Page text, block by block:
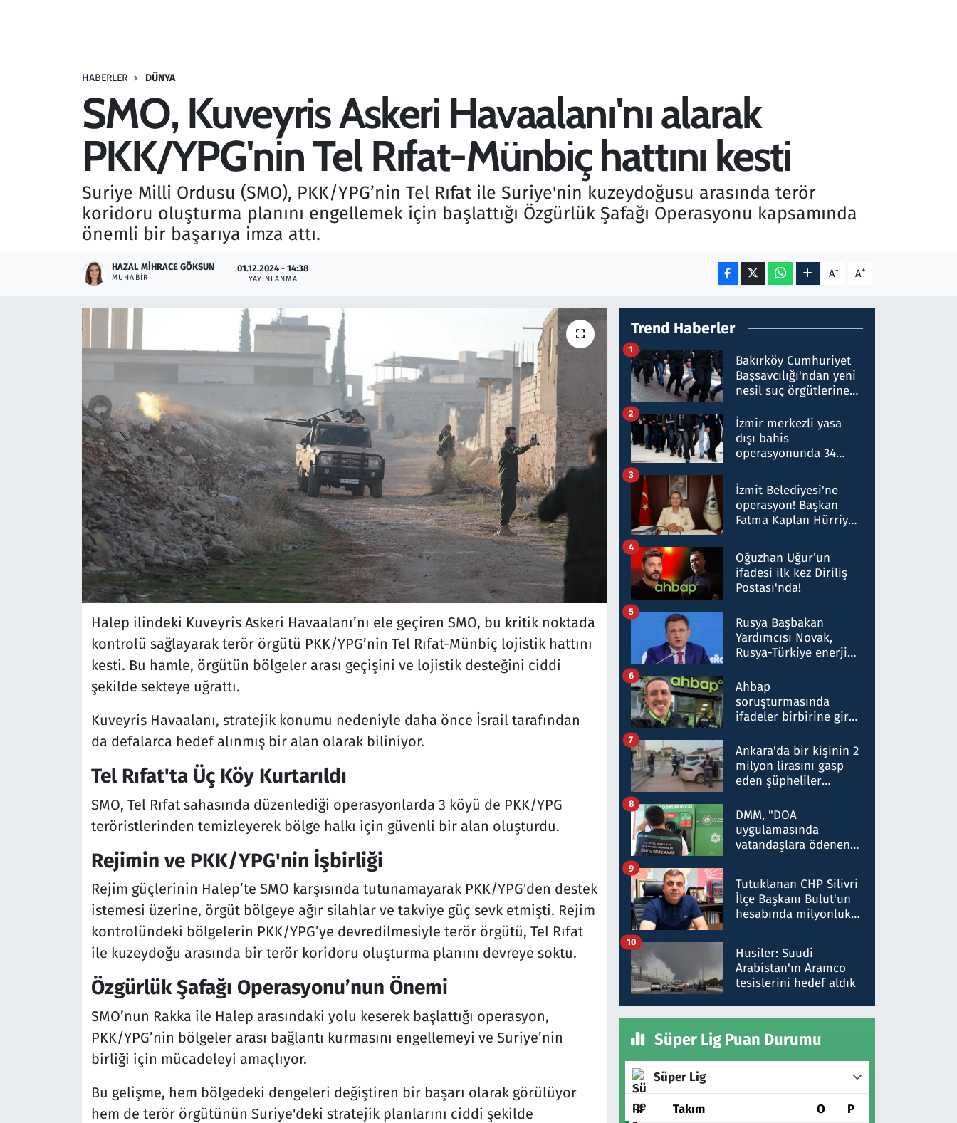
HABERLER DÜNYA
SMO, Kuveyris Askeri Havaalanı'nı alarak
PKK/YPG'nin Tel Rıfat-Münbiç hattını kesti
Suriye Milli Ordusu (SMO), PKK/YPG’nin Tel Rıfat ile Suriye'nin kuzeydoğusu arasında terör
koridoru oluşturma planını engellemek için başlattığı Özgürlük Şafağı Operasyonu kapsamında
önemli bir başarıya imza attı.
HAZAL MIHRACE GÖKSUN
MUHABIR
01.12.2024 - 14:38
YAYINLANMA A- A+
Halep ilindeki Kuveyris Askeri Havaalanı’nı ele geçiren SMO, bu kritik noktada
kontrolü sağlayarak terör örgütü PKK/YPG’nin Tel Rıfat-Münbiç lojistik hattını
kesti. Bu hamle, örgütün bölgeler arası geçişini ve lojistik desteğini ciddi
şekilde sekteye uğrattı.
Kuveyris Havaalanı, stratejik konumu nedeniyle daha önce İsrail tarafından
da defalarca hedef alınmış bir alan olarak biliniyor.
Tel Rıfat'ta Üç Köy Kurtarıldı
SMO, Tel Rıfat sahasında düzenlediği operasyonlarda 3 köyü de PKK/YPG
teröristlerinden temizleyerek bölge halkı için güvenli bir alan oluşturdu.
Rejimin ve PKK/YPG'nin İşbirliği
Rejim güçlerinin Halep’te SMO karşısında tutunamayarak PKK/YPG'den destek
istemesi üzerine, örgüt bölgeye ağır silahlar ve takviye güç sevk etmişti. Rejim
kontrolündeki bölgelerin PKK/YPG’ye devredilmesiyle terör örgütü, Tel Rıfat
ile kuzeydoğu arasında bir terör koridoru oluşturma planını devreye soktu.
Özgürlük Şafağı Operasyonu’nun Önemi
SMO’nun Rakka ile Halep arasındaki yolu keserek başlattığı operasyon,
PKK/YPG’nin bölgeler arası bağlantı kurmasını engellemeyi ve Suriye’nin
birliği için mücadeleyi amaçlıyor.
Bu gelişme, hem bölgedeki dengeleri değiştiren bir başarı olarak görülüyor
hem de terör örgütünün Suriye'deki stratejik planlarını ciddi şekilde
Trend Haberler
Bakırköy Cumhuriyet
Başsavcılığı'ndan yeni
nesil suç örgütlerine
hakkında gözaltı kararı
1
İzmir merkezli yasa
dışı bahis
operasyonunda 34
Milyar liralık para
trafiği tespit edildi
2
İzmit Belediyesi'ne
operasyon! Başkan
Fatma Kaplan Hürriyet
3
Oğuzhan Uğur’un
ifadesi ilk kez Diriliş
Postası'nda!
4
Rusya Başbakan
Yardımcısı Novak,
Rusya-Türkiye enerji
nitelikte olduğunu
belirtti
5
Ahbap
soruşturmasında
ifadeler birbirine girdi:
ifadelerinden ortaya
çıkan tablo şok etti
6
Ankara'da bir kişinin 2
milyon lirasını gasp
eden şüpheliler
7
DMM, "DOA
uygulamasında
vatandaşlara ödenen
düşürüldüğü" iddiasını
yalanladı
8
Tutuklanan CHP Silivri
İlçe Başkanı Bulut'un
hesabında milyonluk
talimat verdi, ben
gönderdim
9
Husiler: Suudi
Arabistan'ın Aramco
tesislerini hedef aldık
10
Süper Lig Puan Durumu
Süper Lig
# Takım O P
Savunma Sanayi
Televizyon